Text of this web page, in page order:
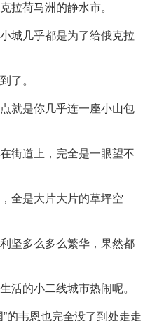
拉荷马洲的静水市。
城几乎都是为了给俄克拉
了。
就是你几乎连一座小山包
街道上，完全是一眼望不
全是大片大片的草坪空
坚多么多么繁华，果然都
活的小二线城市热闹呢。
的韦恩也完全没了到处走走